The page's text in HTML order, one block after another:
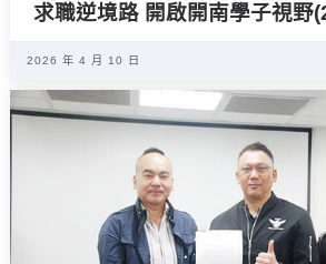
求職逆境路 開啟開南學子視野
2026 年 4 月 10 日